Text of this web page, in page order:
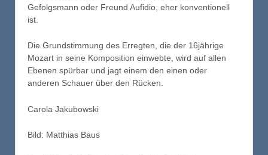
Gefolgsmann oder Freund Aufidio, eher konventionell
ist.
Die Grundstimmung des Erregten, die der 16jährige
Mozart in seine Komposition einwebte, wird auf allen
Ebenen spürbar und jagt einem den einen oder
anderen Schauer über den Rücken.
Carola Jakubowski
Bild: Matthias Baus